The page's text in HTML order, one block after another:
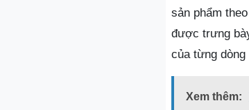
sản phẩm
được trưng
của từng
Xem thêm: